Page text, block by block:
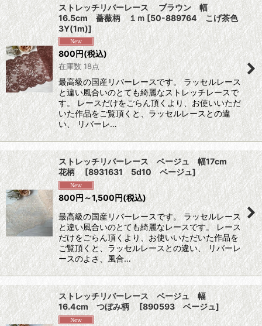
ストレッチリバーレース ブラウン 幅
16.5cm 薔薇柄 １ｍ [50-889764 こげ茶色
3Y(1m)]
800円(税込)
在庫数 18点
最高級の国産リバーレースです。 ラッセルレース
と違い風合いのとても綺麗なストレッチレースで
す。 レースだけをごらん頂くより、お使いいただ
いた作品をご覧頂くと、ラッセルレースとの違
い、 リバーレ…
ストレッチリバーレース ベージュ 幅17cm
花柄[8931631 5d10 ベージュ]
800円～1,500円(税込)
最高級の国産リバーレースです。 ラッセルレース
と違い風合いのとても綺麗なレースです。 レース
だけをごらん頂くより、お使いいただいた作品を
ご覧頂くと、ラッセルレースとの違い、 リバーレ
ースのよさ、風合…
ストレッチリバーレース ベージュ 幅
16.4cm つぼみ柄 [890593 ベージュ]